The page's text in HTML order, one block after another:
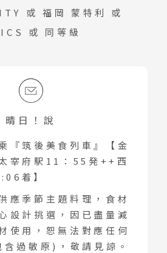
或 福岡 蒙特利
或
或 同等級
晴日！說
『筑後美食列車』【金
宰府駅11：55発++西
着】
應季節主題料理，食材
設計挑選，因已盡量減
使用，恕無法對應任何
過敏原)，敬請見諒。